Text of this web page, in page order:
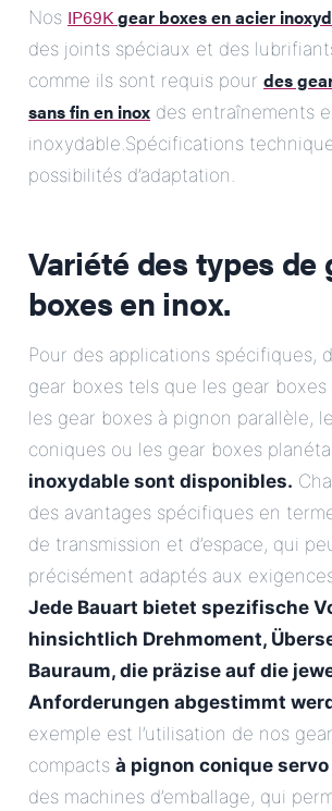
Nos IP69Kgear boxes en acier
des joints spéciaux et des
comme ils sont requis pour des
sans fin en inox des entraînements
inoxydable.Spécifications
possibilités d’adaptation.
Variété des types de
boxes en inox.
Pour des applications spécifiques,
gear boxes tels que les gear boxes
les gear boxes à pignon parallèle,
coniques ou les gear boxes
inoxydable sont disponibles.
des avantages spécifiques en
de transmission et d’espace, qui
précisément adaptés aux
Jede Bauart bietet spezifische
hinsichtlich Drehmoment,
Bauraum, die präzise auf die
Anforderungen abgestimmt
exemple est l’utilisation de nos
compacts à pignon conique servo
des machines d’emballage, qui